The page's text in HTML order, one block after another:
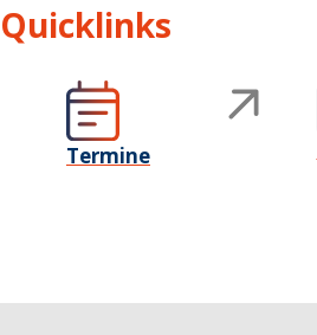
Quicklinks
Termine